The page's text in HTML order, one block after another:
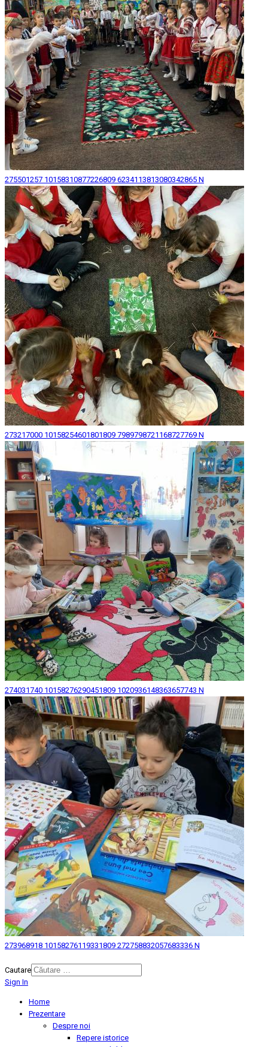
275501257 10158310877226809 6234113813080342865 N
273217000 10158254601801809 7989798721168727769 N
274031740 10158276290451809 1020936148363657743 N
273968918 10158276119331809 272758832057683336 N
Cautare
Sign In
Home
Prezentare
Despre noi
Repere istorice